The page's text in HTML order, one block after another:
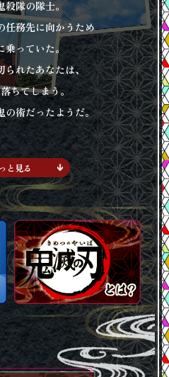
殺隊の隊士。
任務先に向かうため
っていた。
られたあなたは、
ちてしまう。
の術だったようだ。
と見る